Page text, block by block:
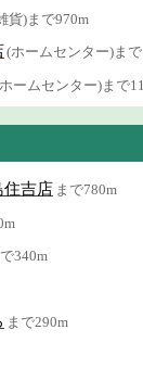
貨)まで970m
(ホームセンター)ま
ームセンター)まで
住吉店 まで780m
340m
まで290m